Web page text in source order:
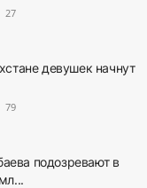
27
девушек начнут
79
подозревают в